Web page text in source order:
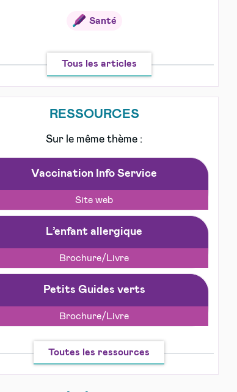
Santé
Tous les articles
RESSOURCES
Sur le même thème :
Vaccination Info Service
Site web
L’enfant allergique
Brochure/Livre
Petits Guides verts
Brochure/Livre
Toutes les ressources